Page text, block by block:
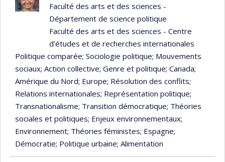
Faculté des arts et des sciences -
Département de science politique
Faculté des arts et des sciences - Centre
d'études et de recherches internationales
Politique comparée; Sociologie politique; Mouvements
sociaux; Action collective; Genre et politique; Canada;
Amérique du Nord; Europe; Résolution des conflits;
Relations internationales; Représentation politique;
Transnationalisme; Transition démocratique; Théories
sociales et politiques; Enjeux environnementaux;
Environnement; Théories féministes; Espagne;
Démocratie; Politique urbaine; Alimentation